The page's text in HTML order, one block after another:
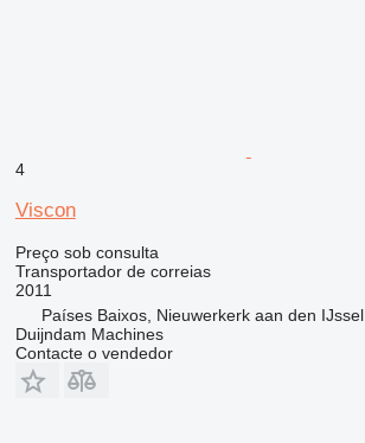
4
Viscon
Preço sob consulta
Transportador de correias
2011
Países Baixos, Nieuwerkerk aan den IJssel
Duijndam Machines
Contacte o vendedor